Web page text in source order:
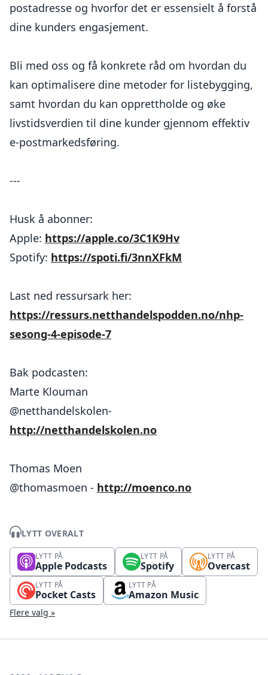
postadresse og hvorfor det er essensielt å forstå
dine kunders engasjement.
Bli med oss og få konkrete råd om hvordan du
kan optimalisere dine metoder for listebygging,
samt hvordan du kan opprettholde og øke
livstidsverdien til dine kunder gjennom effektiv
e-postmarkedsføring.
---
Husk å abonner:
Apple: https://apple.co/3C1K9Hv
Spotify: https://spoti.fi/3nnXFkM
Last ned ressursark her:
https://ressurs.netthandelspodden.no/nhp-
sesong-4-episode-7
Bak podcasten:
Marte Klouman
@netthandelskolen-
http://netthandelskolen.no
Thomas Moen
@thomasmoen - http://moenco.no
LYTT OVERALT
LYTT PÅ
Apple Podcasts
LYTT PÅ
Spotify
LYTT PÅ
Overcast
LYTT PÅ
Pocket Casts
LYTT PÅ
Amazon Music
Flere valg »